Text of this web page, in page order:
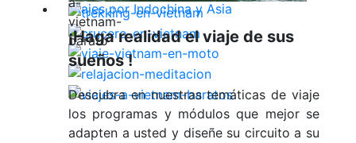
Viajes por Indochina y Asia
¡Haga realidad el viaje de sus
sueños !
Descubra en nuestras temáticas de viaje
los programas y módulos que mejor se
adapten a usted y diseñe su circuito a su